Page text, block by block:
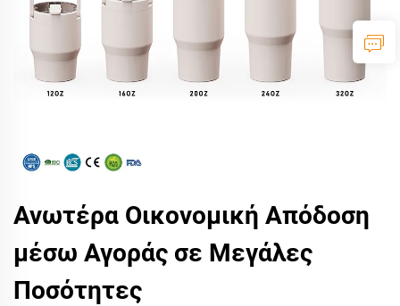
Ανωτέρα Οικονομική Απόδοση
μέσω Αγοράς σε Μεγάλες
Ποσότητες